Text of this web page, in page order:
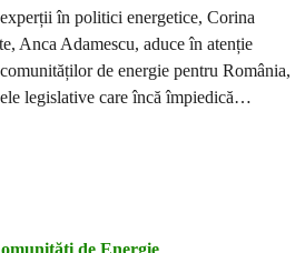
în politici energetice, Corina
Anca Adamescu, aduce în atenție
de energie pentru România,
legislative care încă împiedică
largă.
de Energie